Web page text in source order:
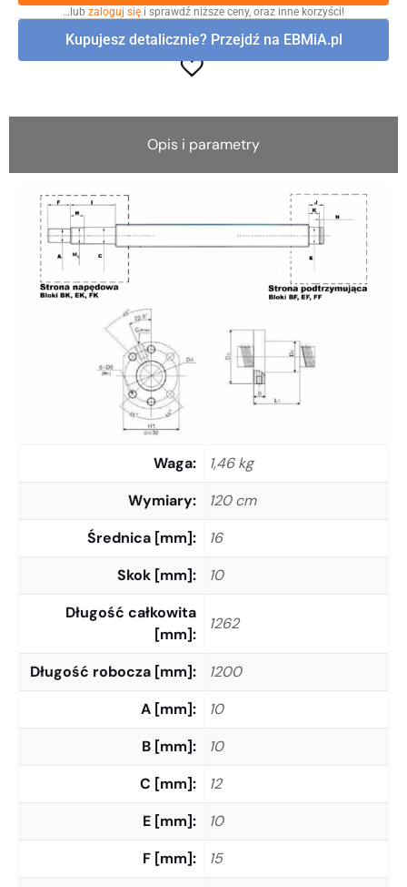
…lub zaloguj się i sprawdź niższe ceny, oraz inne korzyści!
Kupujesz detalicznie? Przejdź na EBMiA.pl
Opis i parametry
Waga
1,46 kg
Wymiary
120 cm
Średnica [mm]
16
Skok [mm]
10
Długość całkowita
[mm]
1262
Długość robocza [mm]
1200
A [mm]
10
B [mm]
10
C [mm]
12
E [mm]
10
F [mm]
15